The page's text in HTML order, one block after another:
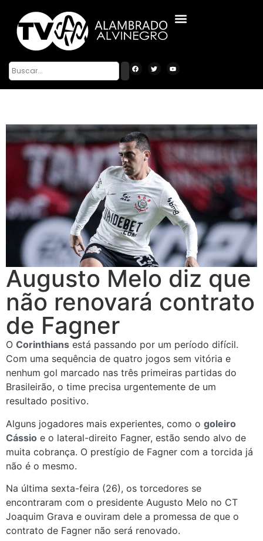
Augusto Melo diz que
não renovará contrato
de Fagner
O Corinthians está passando por um período difícil.
Com uma sequência de quatro jogos sem vitória e
nenhum gol marcado nas três primeiras partidas do
Brasileirão, o time precisa urgentemente de um
resultado positivo.
Alguns jogadores mais experientes, como o goleiro
Cássio e o lateral-direito Fagner, estão sendo alvo de
muita cobrança. O prestígio de Fagner com a torcida já
não é o mesmo.
Na última sexta-feira (26), os torcedores se
encontraram com o presidente Augusto Melo no CT
Joaquim Grava e ouviram dele a promessa de que o
contrato de Fagner não será renovado.